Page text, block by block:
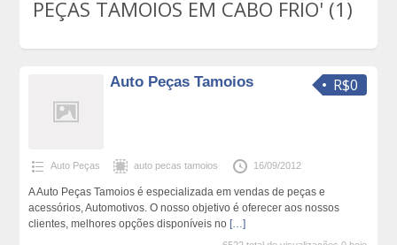
PEÇAS TAMOIOS EM CABO FRIO' (1)
R$0
Auto Peças Tamoios
Auto Peças auto pecas tamoios 16/09/2012
A Auto Peças Tamoios é especializada em vendas de peças e
acessórios, Automotivos. O nosso objetivo é oferecer aos nossos
clientes, melhores opções disponíveis no […]